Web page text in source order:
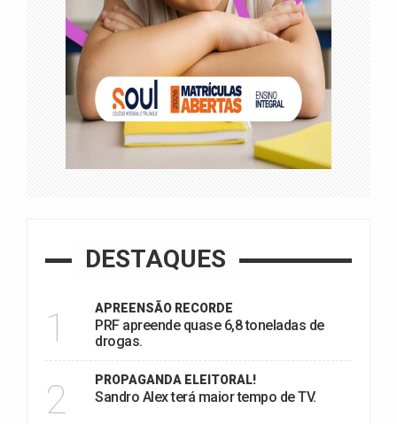
DESTAQUES
1 APREENSÃO RECORDE
PRF apreende quase 6,8 toneladas de
drogas.
2 PROPAGANDA ELEITORAL!
Sandro Alex terá maior tempo de TV.